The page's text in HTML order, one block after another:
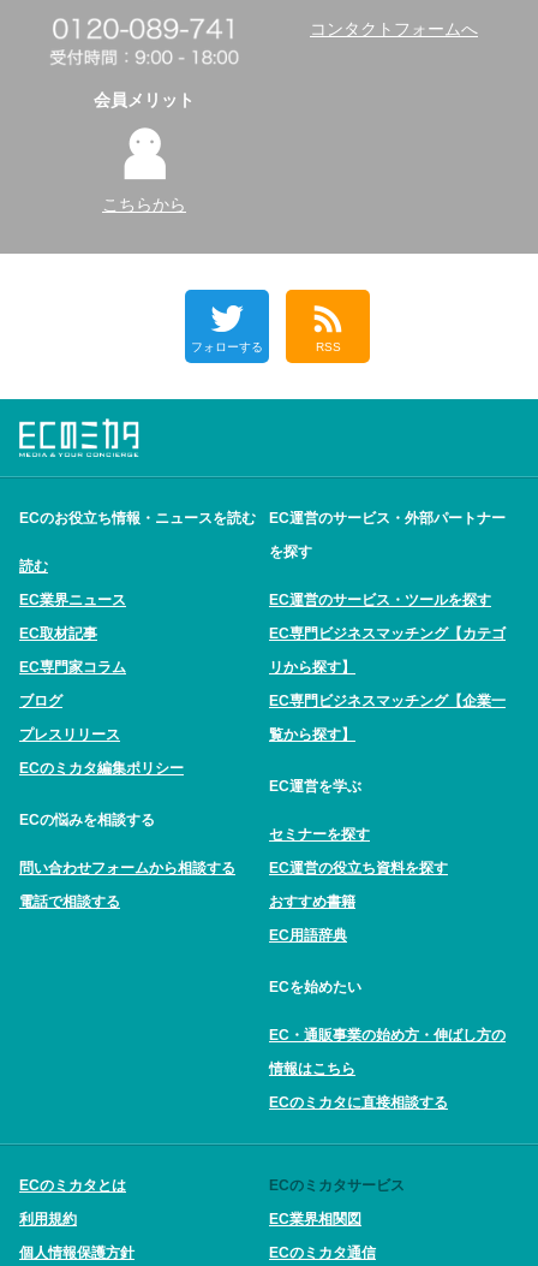
コンタクトフォームへ
会員メリット
こちらから
フォローする RSS
ECのお役立ち情報・ニュースを読む
読む
EC業界ニュース
EC取材記事
EC専門家コラム
ブログ
プレスリリース
ECのミカタ編集ポリシー
ECの悩みを相談する
問い合わせフォームから相談する
電話で相談する
EC運営のサービス・外部パートナー
を探す
EC運営のサービス・ツールを探す
EC専門ビジネスマッチング【カテゴ
リから探す】
EC専門ビジネスマッチング【企業一
覧から探す】
EC運営を学ぶ
セミナーを探す
EC運営の役立ち資料を探す
おすすめ書籍
EC用語辞典
ECを始めたい
EC・通販事業の始め方・伸ばし方の
情報はこちら
ECのミカタに直接相談する
ECのミカタとは
利用規約
個人情報保護方針
ECのミカタサービス
EC業界相関図
ECのミカタ通信